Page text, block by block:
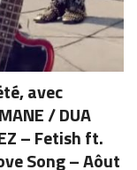
avec
/ DUA
– Fetish ft.
Song – Aôut